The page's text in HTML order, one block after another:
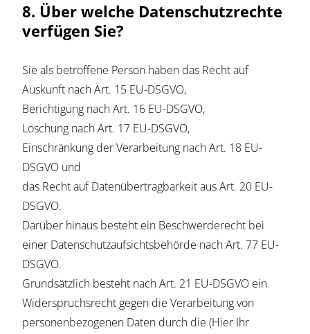
8. Über welche Datenschutzrechte
verfügen Sie?
Sie als betroffene Person haben das Recht auf
Auskunft nach Art. 15 EU-DSGVO,
Berichtigung nach Art. 16 EU-DSGVO,
Löschung nach Art. 17 EU-DSGVO,
Einschränkung der Verarbeitung nach Art. 18 EU-
DSGVO und
das Recht auf Datenübertragbarkeit aus Art. 20 EU-
DSGVO.
Darüber hinaus besteht ein Beschwerderecht bei
einer Datenschutzaufsichtsbehörde nach Art. 77 EU-
DSGVO.
Grundsätzlich besteht nach Art. 21 EU-DSGVO ein
Widerspruchsrecht gegen die Verarbeitung von
personenbezogenen Daten durch die (Hier Ihr